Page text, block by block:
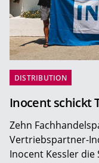
DISTRIBUTION
Inocent schickt
Zehn
Vertriebspartner-
Inocent Kessler